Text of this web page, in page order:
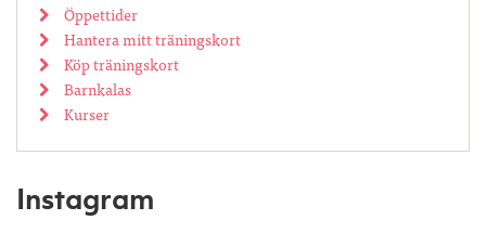
Öppettider
Hantera mitt träningskort
Köp träningskort
Barnkalas
Kurser
Instagram